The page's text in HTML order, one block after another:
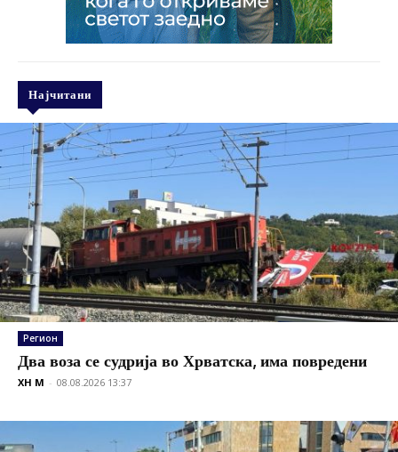
Најчитани
Регион
Два воза се судрија во Хрватска, има повредени
XH M - 08.08.2026 13:37